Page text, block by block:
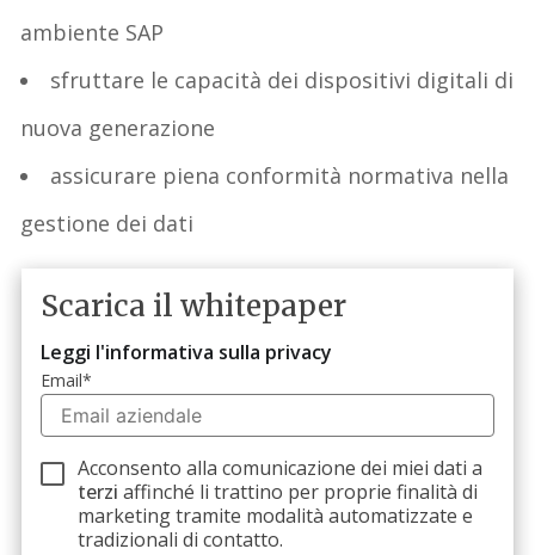
ambiente SAP
sfruttare le capacità dei dispositivi digitali di
nuova generazione
assicurare piena conformità normativa nella
gestione dei dati
Scarica il whitepaper
Leggi l'informativa sulla privacy
Email*
Acconsento alla comunicazione dei miei dati a
terzi affinché li trattino per proprie finalità di
marketing tramite modalità automatizzate e
tradizionali di contatto.